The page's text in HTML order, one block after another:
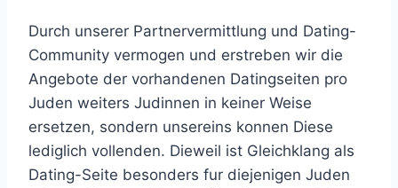
Durch unserer Partnervermittlung und Dating-
Community vermogen und erstreben wir die
Angebote der vorhandenen Datingseiten pro
Juden weiters Judinnen in keiner Weise
ersetzen, sondern unsereins konnen Diese
lediglich vollenden. Dieweil ist Gleichklang als
Dating-Seite besonders fur diejenigen Juden